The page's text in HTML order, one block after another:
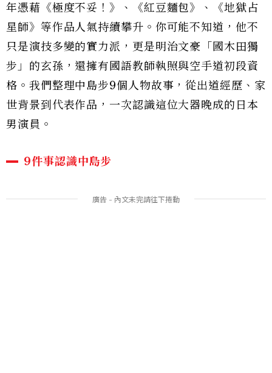
年憑藉《極度不妥！》、《紅豆麵包》、《地獄占
星師》等作品人氣持續攀升。你可能不知道，他不
只是演技多變的實力派，更是明治文豪「國木田獨
步」的玄孫，還擁有國語教師執照與空手道初段資
格。我們整理中島步9個人物故事，從出道經歷、家
世背景到代表作品，一次認識這位大器晚成的日本
男演員。
9件事認識中島步